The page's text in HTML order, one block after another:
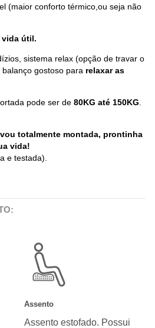
(maior conforto térmico,ou seja não
vida útil.
sistema relax (opção de travar o
gostoso para relaxar as
pode ser de 80KG até 150KG
totalmente montada, prontinha
vida!
e testada).
Assento
Assento estofado. Possui